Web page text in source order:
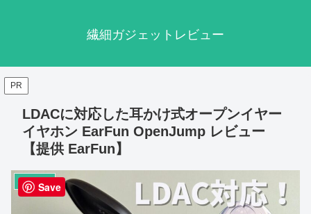
繊細ガジェットレビュー
PR
LDACに対応した耳かけ式オープンイヤー
イヤホン EarFun OpenJump レビュー
【提供 EarFun】
オーディオSave